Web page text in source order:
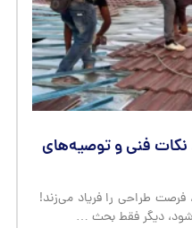
نکات فنی و توصیه‌های
طراحی را فریاد می‌زند!
دیگر فقط بحث …